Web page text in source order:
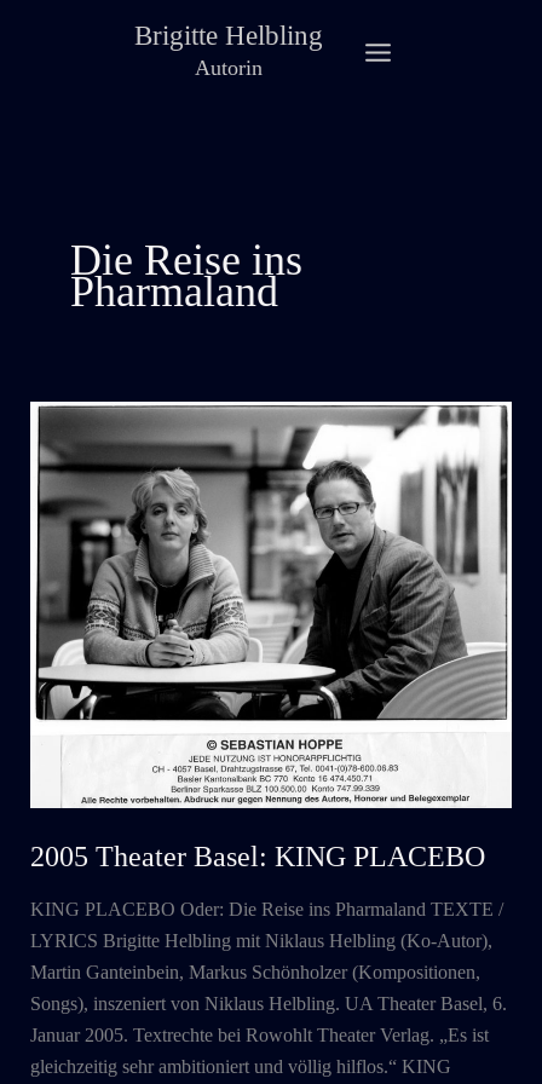
Brigitte Helbling
Autorin
Die Reise ins
Pharmaland
2005 Theater Basel: KING PLACEBO
KING PLACEBO Oder: Die Reise ins Pharmaland TEXTE /
LYRICS Brigitte Helbling mit Niklaus Helbling (Ko-Autor),
Martin Ganteinbein, Markus Schönholzer (Kompositionen,
Songs), inszeniert von Niklaus Helbling. UA Theater Basel, 6.
Januar 2005. Textrechte bei Rowohlt Theater Verlag. „Es ist
gleichzeitig sehr ambitioniert und völlig hilflos.“ KING